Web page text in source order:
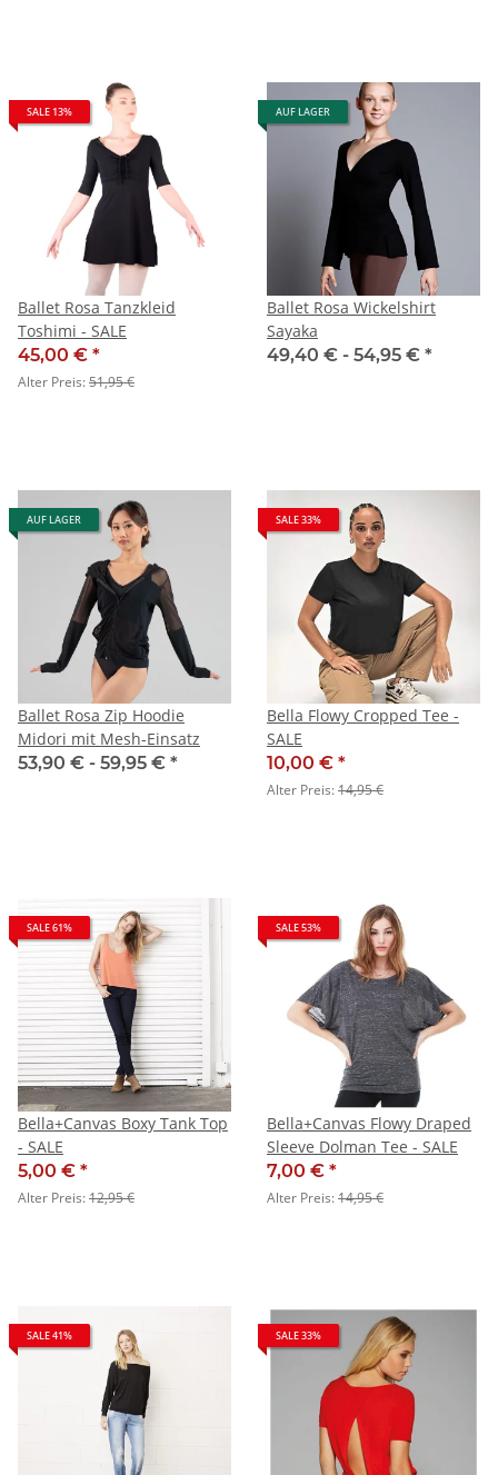
SALE 13%
Ballet Rosa Tanzkleid
Toshimi - SALE
45,00 € *
Alter Preis:51,95 €
AUF LAGER
Ballet Rosa Wickelshirt
Sayaka
49,40 € - 54,95 € *
AUF LAGER
Ballet Rosa Zip Hoodie
Midori mit Mesh-Einsatz
53,90 € - 59,95 € *
SALE 33%
Bella Flowy Cropped Tee -
SALE
10,00 € *
Alter Preis:14,95 €
SALE 61%
Bella+Canvas Boxy Tank Top
- SALE
5,00 € *
Alter Preis:12,95 €
SALE 53%
Bella+Canvas Flowy Draped
Sleeve Dolman Tee - SALE
7,00 € *
Alter Preis:14,95 €
SALE 41% SALE 33%